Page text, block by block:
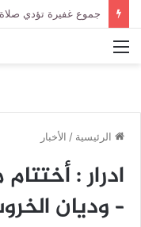
القائمة
الرئيسية / الأخبار
ادرار :
– وديان